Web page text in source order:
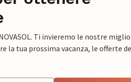
Ti invieremo le nostre
la tua prossima vacanza, le offerte